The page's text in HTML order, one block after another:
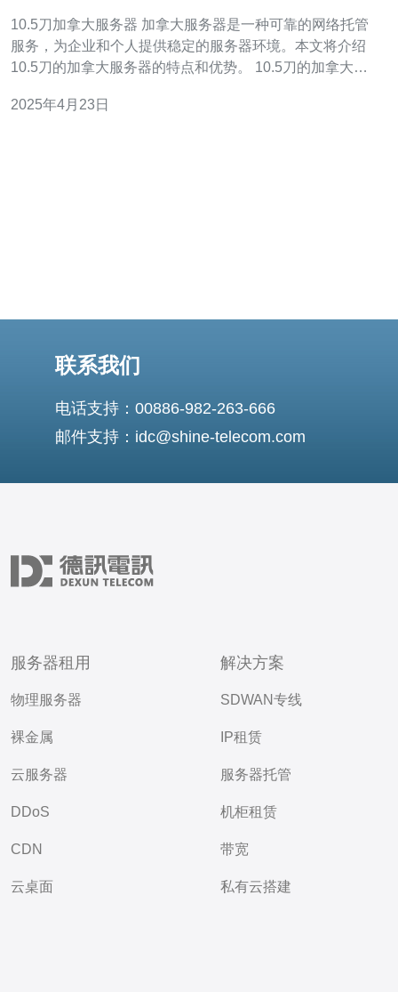
10.5刀加拿大服务器 加拿大服务器是一种可靠的网络托管
服务，为企业和个人提供稳定的服务器环境。本文将介绍
10.5刀的加拿大服务器的特点和优势。 10.5刀的加拿大服
大量的网络请求。 稳定可靠：服务器提供99.9%的可用性
2025年4月23日
联系我们
电话支持：00886-982-263-666
邮件支持：idc@shine-telecom.com
服务器租用
物理服务器
裸金属
云服务器
DDoS
CDN
云桌面
解决方案
SDWAN专线
IP租赁
服务器托管
机柜租赁
带宽
私有云搭建